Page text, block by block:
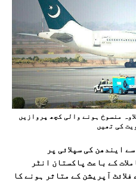
منسوخ ہونے والی کچھ پروازیں
کی تھیں
ایندھن کی سپلائی پر
کے باعث پاکستان انٹر
آپریشن کے متاثر ہونے کا